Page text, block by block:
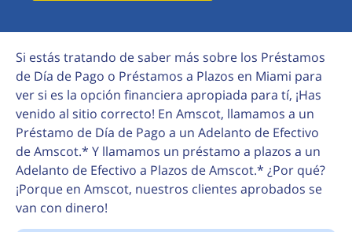
Si estás tratando de saber más sobre los Préstamos
de Día de Pago o Préstamos a Plazos en Miami para
ver si es la opción financiera apropiada para tí, ¡Has
venido al sitio correcto! En Amscot, llamamos a un
Préstamo de Día de Pago a un Adelanto de Efectivo
de Amscot.* Y llamamos un préstamo a plazos a un
Adelanto de Efectivo a Plazos de Amscot.* ¿Por qué?
¡Porque en Amscot, nuestros clientes aprobados se
van con dinero!